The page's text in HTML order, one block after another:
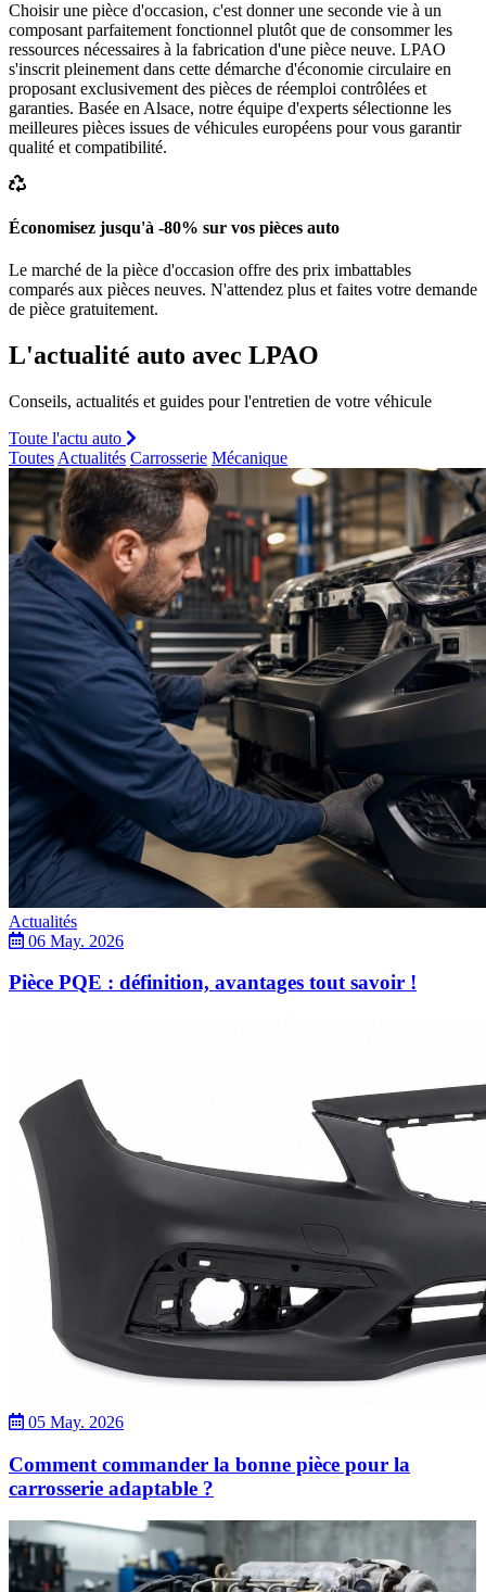
Choisir une pièce d'occasion, c'est donner une seconde vie à un
composant parfaitement fonctionnel plutôt que de consommer les
ressources nécessaires à la fabrication d'une pièce neuve. LPAO
s'inscrit pleinement dans cette démarche d'économie circulaire en
proposant exclusivement des pièces de réemploi contrôlées et
garanties. Basée en Alsace, notre équipe d'experts sélectionne les
meilleures pièces issues de véhicules européens pour vous garantir
qualité et compatibilité.
Économisez jusqu'à -80% sur vos pièces auto
Le marché de la pièce d'occasion offre des prix imbattables
comparés aux pièces neuves. N'attendez plus et faites votre demande
de pièce gratuitement.
L'actualité auto avec LPAO
Conseils, actualités et guides pour l'entretien de votre véhicule
Toute l'actu auto
Toutes Actualités Carrosserie Mécanique
Actualités
06 May. 2026
Pièce PQE : définition, avantages tout savoir !
05 May. 2026
Comment commander la bonne pièce pour la
carrosserie adaptable ?